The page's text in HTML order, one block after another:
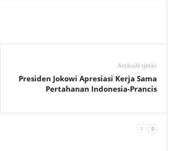
Artikulli tjetër
Presiden Jokowi Apresiasi Kerja Sama
Pertahanan Indonesia-Prancis